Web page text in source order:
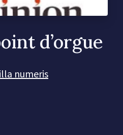
d’orgue
numeris